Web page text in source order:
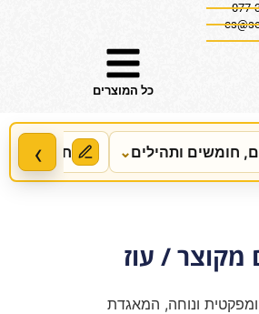
כל המוצרים
‹ חומשים ותהילים⌄ חידושים,
פנינים מקוצר / עוז
ונוחה, המאגדת